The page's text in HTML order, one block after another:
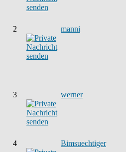
2 manni
3 werner
4 Bimsuechtiger